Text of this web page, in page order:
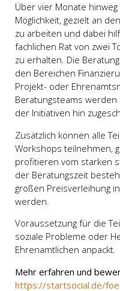
Über vier Monate
Möglichkeit, gezielt an
zu arbeiten und dabei
fachlichen Rat von zwei
zu erhalten. Die
den Bereichen
Projekt- oder
Beratungsteams
der Initiativen hin
Zusätzlich können alle
Workshops teilnehmen,
profitieren vom starken
der Beratungszeit
großen Preisverleihung
werden.
Voraussetzung für die
soziale Probleme oder
Ehrenamtlichen anpackt.
Mehr erfahren und
https://startsocial.de/